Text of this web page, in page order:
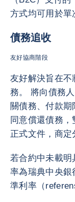
方式均可用於單
債務追收
友好協商階段
友好解決旨在不
務。 將向債務
關債務、付款期
同意償還債務
正式文件，商定
若合約中未載明
率為瑞典中央
準利率（